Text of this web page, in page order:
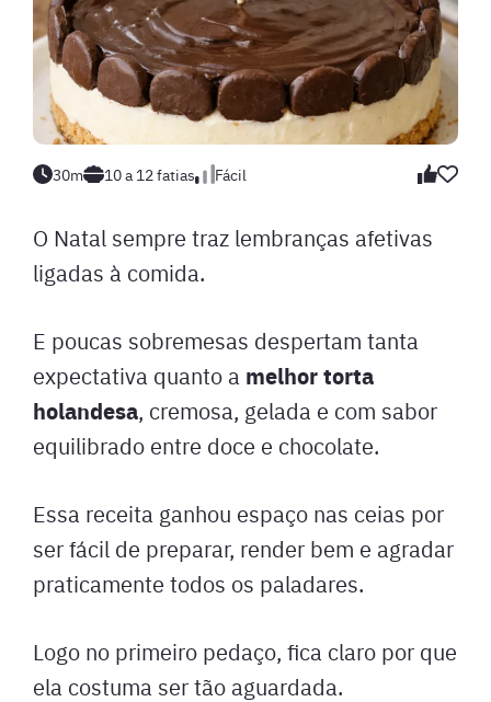
30m 10 a 12 fatias Fácil
O Natal sempre traz lembranças afetivas
ligadas à comida.
E poucas sobremesas despertam tanta
expectativa quanto a melhor torta
holandesa, cremosa, gelada e com sabor
equilibrado entre doce e chocolate.
Essa receita ganhou espaço nas ceias por
ser fácil de preparar, render bem e agradar
praticamente todos os paladares.
Logo no primeiro pedaço, fica claro por que
ela costuma ser tão aguardada.